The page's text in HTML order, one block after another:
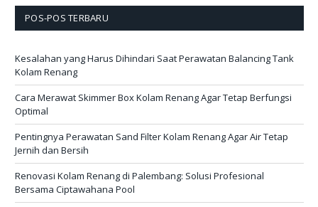
POS-POS TERBARU
Kesalahan yang Harus Dihindari Saat Perawatan Balancing Tank
Kolam Renang
Cara Merawat Skimmer Box Kolam Renang Agar Tetap Berfungsi
Optimal
Pentingnya Perawatan Sand Filter Kolam Renang Agar Air Tetap
Jernih dan Bersih
Renovasi Kolam Renang di Palembang: Solusi Profesional
Bersama Ciptawahana Pool